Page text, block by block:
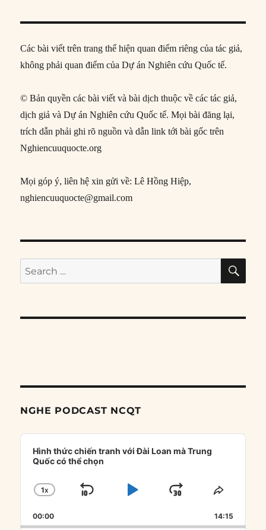
Các bài viết trên trang thể hiện quan điểm riêng của tác giả,
không phải quan điểm của Dự án Nghiên cứu Quốc tế.
© Bản quyền các bài viết và bài dịch thuộc về các tác giả,
dịch giả và Dự án Nghiên cứu Quốc tế. Mọi bài đăng lại,
trích dẫn phải ghi rõ nguồn và dẫn link tới bài gốc trên
Nghiencuuquocte.org
Mọi góp ý, liên hệ xin gửi về: Lê Hồng Hiệp,
nghiencuuquocte@gmail.com
Search
for:
NGHE PODCAST NCQT
Audio
Player
Hình thức chiến tranh với Đài Loan mà Trung
Quốc có thể chọn
CHANGE
RATE
1X
SKIP
PLAYJUMP
FORWARD
SHARE
00:00 14:15